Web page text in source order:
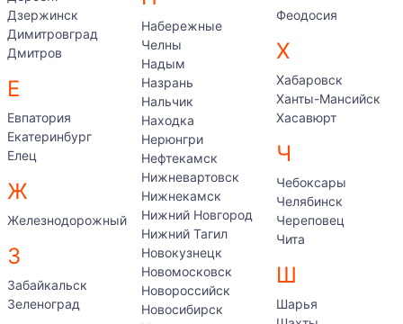
Дзержинск
Димитровград
Дмитров
Е
Евпатория
Екатеринбург
Елец
Ж
Железнодорожный
З
Забайкальск
Зеленоград
Набережные
Челны
Надым
Назрань
Нальчик
Находка
Нерюнгри
Нефтекамск
Нижневартовск
Нижнекамск
Нижний Новгород
Нижний Тагил
Новокузнецк
Новомосковск
Новороссийск
Новосибирск
Феодосия
Х
Хабаровск
Ханты-Мансийск
Хасавюрт
Ч
Чебоксары
Челябинск
Череповец
Чита
Ш
Шарья